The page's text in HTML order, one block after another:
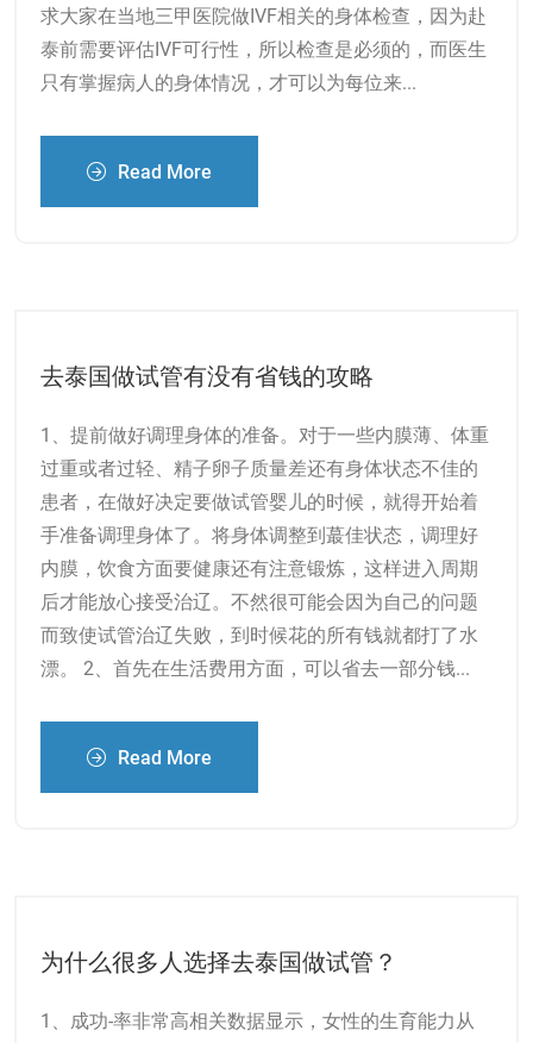
求大家在当地三甲医院做IVF相关的身体检查，因为赴
泰前需要评估IVF可行性，所以检查是必须的，而医生
只有掌握病人的身体情况，才可以为每位来...
Read More
去泰国做试管有没有省钱的攻略
1、提前做好调理身体的准备。对于一些内膜薄、体重
过重或者过轻、精子卵子质量差还有身体状态不佳的
患者，在做好决定要做试管婴儿的时候，就得开始着
手准备调理身体了。将身体调整到蕞佳状态，调理好
内膜，饮食方面要健康还有注意锻炼，这样进入周期
后才能放心接受治辽。不然很可能会因为自己的问题
而致使试管治辽失败，到时候花的所有钱就都打了水
漂。 2、首先在生活费用方面，可以省去一部分钱...
Read More
为什么很多人选择去泰国做试管？
1、成功-率非常高相关数据显示，女性的生育能力从